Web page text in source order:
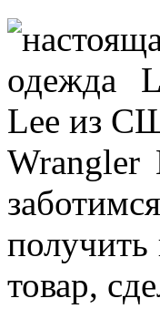
Wrangler
товар,